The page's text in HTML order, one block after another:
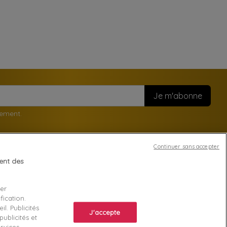
Connexion
des
Publicités
et
J'accepte
Continuer sans accepter